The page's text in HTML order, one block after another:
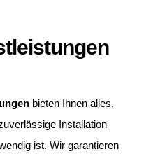
bieten Ihnen alles,
Installation
ist. Wir garantieren